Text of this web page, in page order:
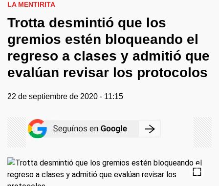
LA MENTIRITA
Trotta desmintió que los
gremios estén bloqueando el
regreso a clases y admitió que
evalúan revisar los protocolos
22 de septiembre de 2020 - 11:15